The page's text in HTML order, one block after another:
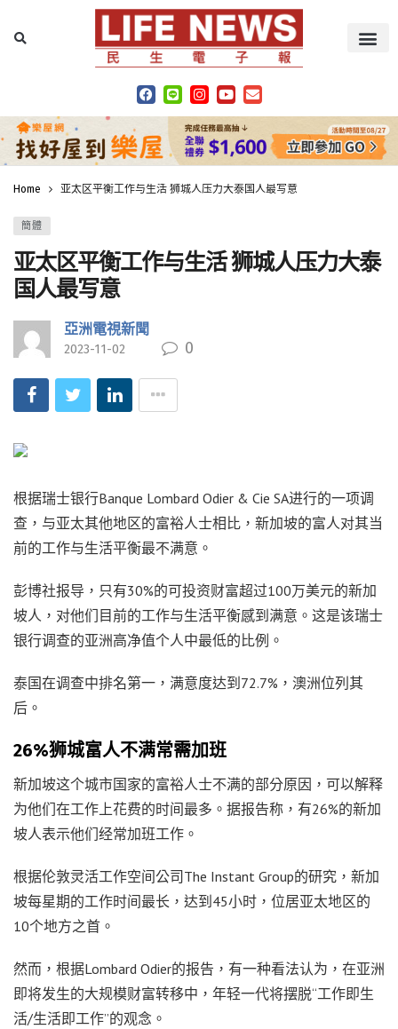
Home 亚太区平衡工作与生活 狮城人压力大泰国人最写意
簡體
亚太区平衡工作与生活 狮城人压力大泰
国人最写意
亞洲電視新聞
2023-11-02 0
根据瑞士银行Banque Lombard Odier & Cie SA进行的一项调
查，与亚太其他地区的富裕人士相比，新加坡的富人对其当
前的工作与生活平衡最不满意。
彭博社报导，只有30%的可投资财富超过100万美元的新加
坡人，对他们目前的工作与生活平衡感到满意。这是该瑞士
银行调查的亚洲高净值个人中最低的比例。
泰国在调查中排名第一，满意度达到72.7%，澳洲位列其
后。
26%狮城富人不满常需加班
新加坡这个城市国家的富裕人士不满的部分原因，可以解释
为他们在工作上花费的时间最多。据报告称，有26%的新加
坡人表示他们经常加班工作。
根据伦敦灵活工作空间公司The Instant Group的研究，新加
坡每星期的工作时间最长，达到45小时，位居亚太地区的
10个地方之首。
然而，根据Lombard Odier的报告，有一种看法认为，在亚洲
即将发生的大规模财富转移中，年轻一代将摆脱“工作即生
活/生活即工作”的观念。